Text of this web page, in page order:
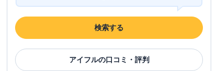
検索する
アイフルの口コミ・評判